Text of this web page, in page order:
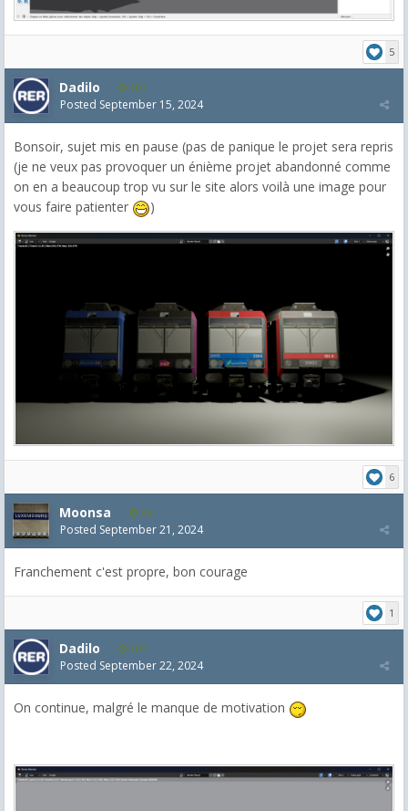
5
Dadilo 101
Posted September 15, 2024
Bonsoir, sujet mis en pause (pas de panique le projet sera repris
(je ne veux pas provoquer un énième projet abandonné comme
on en a beaucoup trop vu sur le site alors voilà une image pour
vous faire patienter
)
6
Moonsa 34
Posted September 21, 2024
Franchement c'est propre, bon courage
1
Dadilo 101
Posted September 22, 2024
On continue, malgré le manque de motivation